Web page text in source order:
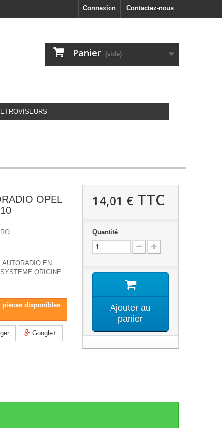
Contactez-nous
Connexion
Panier (vide)
OPEL
AUTORADIO EN
ORIGINE
pièces disponibles
Google+
14,01 €TTC
Quantité
Ajouter au
panier